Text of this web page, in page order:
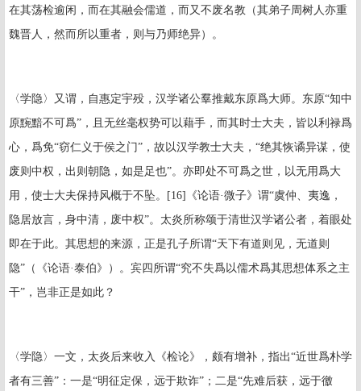
在其荡检逾闲，而在其融会儒道，而又不废名教（其弟子周树人亦重
魏晋人，然而所以重者，则与乃师绝异）。
〈学隐〉又谓，自惠定宇殁，汉学诸公羣推戴东原爲大师。东原“知中
原黦黯不可爲”，且无丝毫权势可以藉手，而其时士大夫，皆以利禄爲
心，爲免“窃仁义于侯之门”，故以汉学教士大夫，“绝其恢谲异谋，使
废则中权，出则朝隐，如是足也”。亦即处不可爲之世，以无用爲大
用，使士大夫保持风概于不坠。
[16]
《论语·微子》谓“虞仲、夷逸，
隐居放言，身中清，废中权”。太炎所称颂于清世汉学诸公者，着眼处
即在于此。其思想的来源，正是孔子所谓“天下有道则见，无道则
隐”（《论语·泰伯》）。宾四所谓“究不失爲以儒术爲其思想体系之主
干”，岂非正是如此？
〈学隐〉一文，太炎后来收入《检论》，颇有增补，指出“近世爲朴学
者有三善”：一是“明征定保，远于欺诈”；二是“先难后获，远于徼